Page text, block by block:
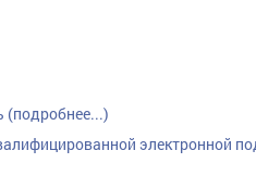
(подробнее...)
электронной